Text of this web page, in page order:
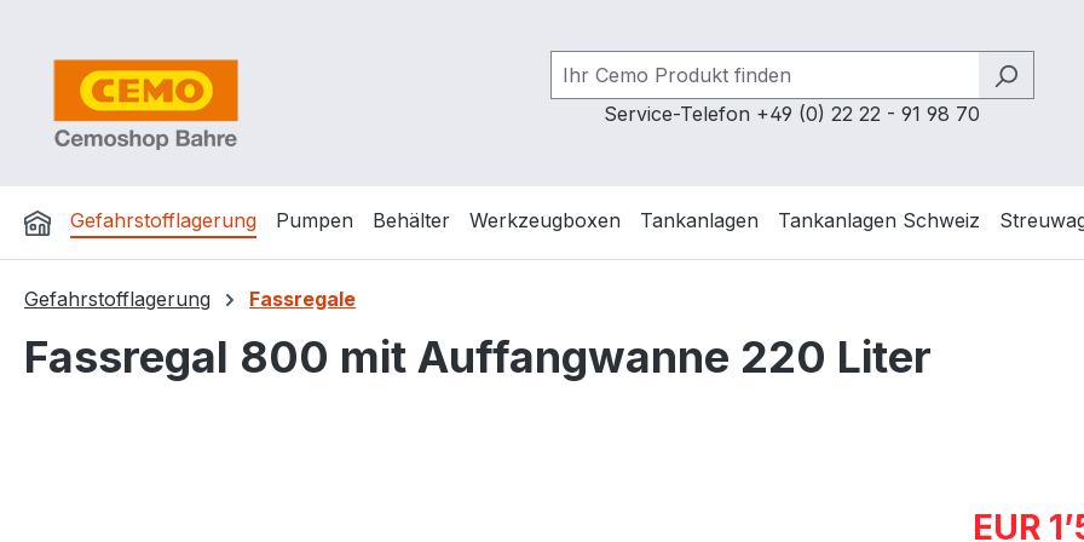
Service-Telefon +49 (0) 22 22 - 91 98 70
Gefahrstofflagerung Pumpen Behälter Werkzeugboxen Tankanlagen Tankanlagen Schweiz
Gefahrstofflagerung Fassregale
Fassregal 800 mit Auffangwanne 220 Liter
EUR